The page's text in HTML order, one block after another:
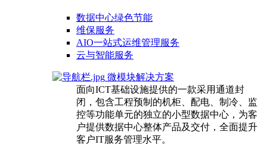
数据中心绿色节能
维保服务
AIO一站式运维管理服务
云与智能服务
微模块解决方案
面向ICT基础设施提供的一款采用通道封
闭，包含工程预制的机柜、配电、制冷、监
控等功能单元的独立的小型数据中心，为客
户提供数据中心整体产品及交付，全面提升
客户IT服务管理水平。